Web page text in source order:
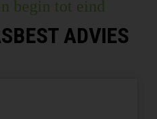
begin tot eind
ADVIES